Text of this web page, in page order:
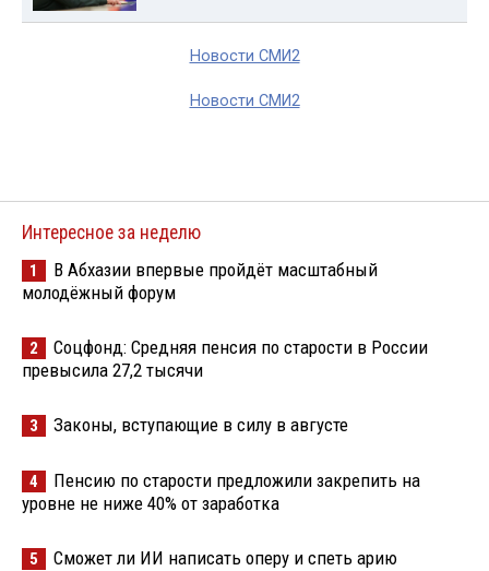
Новости СМИ2
Новости СМИ2
Интересное за неделю
1
В Абхазии впервые пройдёт масштабный
молодёжный форум
2
Соцфонд: Средняя пенсия по старости в России
превысила 27,2 тысячи
3 Законы, вступающие в силу в августе
4
Пенсию по старости предложили закрепить на
уровне не ниже 40% от заработка
5 Сможет ли ИИ написать оперу и спеть арию